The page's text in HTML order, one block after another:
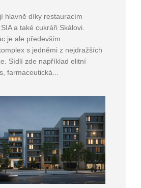
hlavně díky restauracím
a také cukráři Skálovi.
je ale především
s jedněmi z nejdražších
Sídlí zde například elitní
farmaceutická...